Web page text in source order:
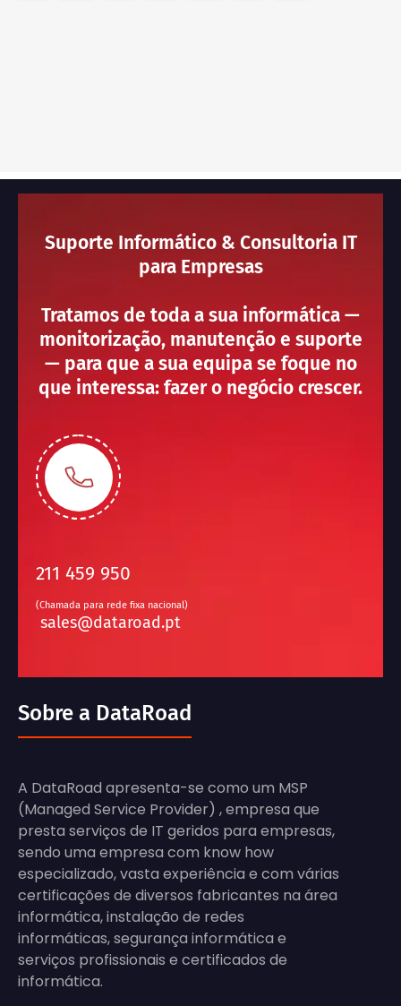
Suporte Informático & Consultoria IT
para Empresas
Tratamos de toda a sua informática —
monitorização, manutenção e suporte
— para que a sua equipa se foque no
que interessa: fazer o negócio crescer.
211 459 950
(Chamada para rede fixa nacional)
sales@dataroad.pt
Sobre a DataRoad
A DataRoad apresenta-se como um MSP
(Managed Service Provider) , empresa que
presta serviços de IT geridos para empresas,
sendo uma empresa com know how
especializado, vasta experiência e com várias
certificações de diversos fabricantes na área
informática, instalação de redes
informáticas, segurança informática e
serviços profissionais e certificados de
informática.